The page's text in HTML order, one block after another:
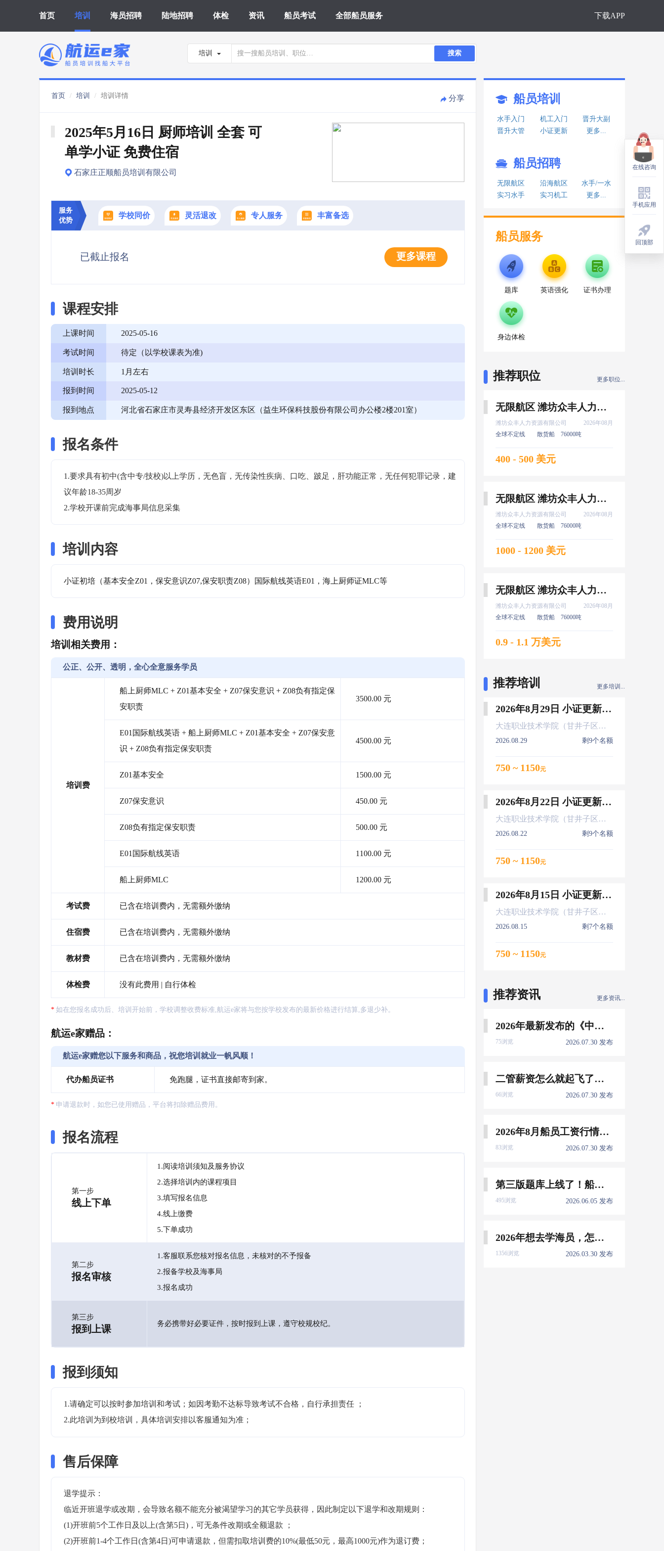
首页 培训 海员招聘 陆地招聘 体检 资讯 船员考试 全部船员服务 下载APP
培训 搜索
首页 培训 培训详情 分享
2025年5月16日 厨师培训 全套 可
单学小证 免费住宿
石家庄正顺船员培训有限公司
服务
优势
学校同价 灵活退改 专人服务 丰富备选
已截止报名 更多课程
课程安排
上课时间 2025-05-16
考试时间 待定（以学校课表为准)
培训时长 1月左右
报到时间 2025-05-12
报到地点 河北省石家庄市灵寿县经济开发区东区（益生环保科技股份有限公司办公楼2楼201室）
报名条件
1.要求具有初中(含中专/技校)以上学历，无色盲，无传染性疾病、口吃、跛足，肝功能正常，无任何犯罪记录，建
议年龄18-35周岁
2.学校开课前完成海事局信息采集
培训内容
小证初培（基本安全Z01，保安意识Z07,保安职责Z08）国际航线英语E01，海上厨师证MLC等
费用说明
培训相关费用：
公正、公开、透明，全心全意服务学员
培训费
船上厨师MLC + Z01基本安全 + Z07保安意识 + Z08负有指定保
安职责
3500.00 元
E01国际航线英语 + 船上厨师MLC + Z01基本安全 + Z07保安意
识 + Z08负有指定保安职责
4500.00 元
Z01基本安全 1500.00 元
Z07保安意识 450.00 元
Z08负有指定保安职责 500.00 元
E01国际航线英语 1100.00 元
船上厨师MLC 1200.00 元
考试费 已含在培训费内，无需额外缴纳
住宿费 已含在培训费内，无需额外缴纳
教材费 已含在培训费内，无需额外缴纳
体检费 没有此费用 | 自行体检
如在您报名成功后、培训开始前，学校调整收费标准,航运e家将与您按学校发布的最新价格进行结算,多退少补。
航运e家赠品：
航运e家赠您以下服务和商品，祝您培训就业一帆风顺！
代办船员证书 免跑腿，证书直接邮寄到家。
申请退款时，如您已使用赠品，平台将扣除赠品费用。
报名流程
第一步
线上下单
1.阅读培训须知及服务协议
2.选择培训内的课程项目
3.填写报名信息
4.线上缴费
5.下单成功
第二步
报名审核
1.客服联系您核对报名信息，未核对的不予报备
2.报备学校及海事局
3.报名成功
第三步
报到上课 务必携带好必要证件，按时报到上课，遵守校规校纪。
报到须知
1.请确定可以按时参加培训和考试；如因考勤不达标导致考试不合格，自行承担责任 ；
2.此培训为到校培训，具体培训安排以客服通知为准；
售后保障
退学提示：
临近开班退学或改期，会导致名额不能充分被渴望学习的其它学员获得，因此制定以下退学和改期规则：
(1)开班前5个工作日及以上(含第5日)，可无条件改期或全额退款 ；
(2)开班前1-4个工作日(含第4日)可申请退款，但需扣取培训费的10%(最低50元，最高1000元)作为退订费；
船员培训
水手入门 机工入门
晋升大副
晋升大管
小证更新 更多...
船员招聘
无限航区 沿海航区
水手/一水
实习水手
实习机工 更多...
船员服务
题库 英语强化 证书办理
身边体检
推荐职位 更多职位...
无限航区 潍坊众丰人力资源有限公司 实习 机工 8月上船
潍坊众丰人力资源有限公司
2026年08月
全球不定线
散货船 76000吨
400 - 500 美元
无限航区 潍坊众丰人力资源有限公司 新证 水手 8月上船
潍坊众丰人力资源有限公司
2026年08月
全球不定线
散货船 76000吨
1000 - 1200 美元
无限航区 潍坊众丰人力资源有限公司 新证 大厨 8月上船
潍坊众丰人力资源有限公司
2026年08月
全球不定线
散货船 76000吨
0.9 - 1.1 万美元
推荐培训 更多培训...
2026年8月29日 小证更新 Z01Z02Z04
大连职业技术学院（甘井子区大连北站）
2026.08.29 剩9个名额
750 ~ 1150元
2026年8月22日 小证更新 Z01Z02Z04
大连职业技术学院（甘井子区大连北站）
2026.08.22 剩9个名额
750 ~ 1150元
2026年8月15日 小证更新 Z01Z02Z04
大连职业技术学院（甘井子区大连北站）
2026.08.15 剩7个名额
750 ~ 1150元
推荐资讯 更多资讯...
2026年最新发布的《中国船员发展报告》，暴露了哪些信息量？
75浏览 2026.07.30 发布
二管薪资怎么就起飞了，下一个会是谁？
66浏览 2026.07.30 发布
2026年8月船员工资行情参考
83浏览 2026.07.30 发布
第三版题库上线了！船员免费刷！
495浏览 2026.06.05 发布
2026年想去学海员，怎么选择培训学校？
1356浏览 2026.03.30 发布
在线咨询
手机应用
回顶部
在线咨询
手机应用
回顶部